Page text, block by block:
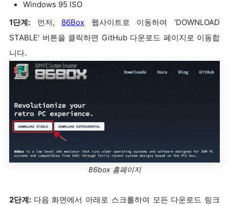
Windows 95 ISO
1단계: 먼저, 86Box 웹사이트로 이동하여 'DOWNLOAD
STABLE' 버튼을 클릭하면 GitHub 다운로드 페이지로 이동합
니다.
86box 홈페이지
2단계: 다음 화면에서 아래로 스크롤하여 모든 다운로드 링크